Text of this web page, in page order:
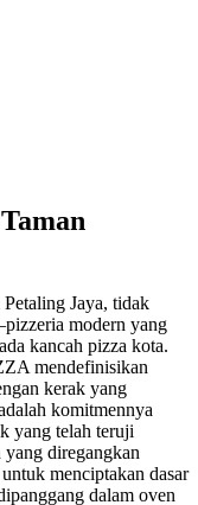
Jaya, tidak
modern yang
kancah pizza kota.
mendefinisikan
kerak yang
komitmennya
yang telah teruji
diregangkan
menciptakan dasar
dalam oven